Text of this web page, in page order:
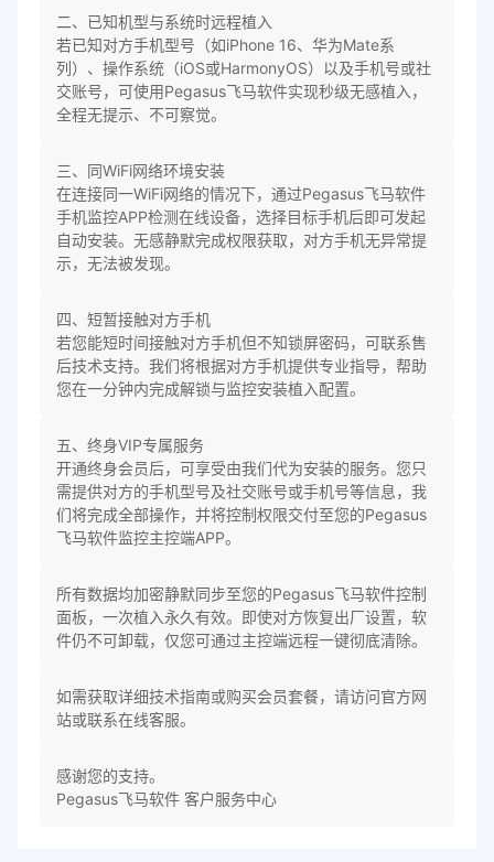
二、已知机型与系统时远程植入
若已知对方手机型号（如iPhone 16、华为Mate系
列）、操作系统（iOS或HarmonyOS）以及手机号或社
交账号，可使用Pegasus飞马软件实现秒级无感植入，
全程无提示、不可察觉。
三、同WiFi网络环境安装
在连接同一WiFi网络的情况下，通过Pegasus飞马软件
手机监控APP检测在线设备，选择目标手机后即可发起
自动安装。无感静默完成权限获取，对方手机无异常提
示，无法被发现。
四、短暂接触对方手机
若您能短时间接触对方手机但不知锁屏密码，可联系售
后技术支持。我们将根据对方手机提供专业指导，帮助
您在一分钟内完成解锁与监控安装植入配置。
五、终身VIP专属服务
开通终身会员后，可享受由我们代为安装的服务。您只
需提供对方的手机型号及社交账号或手机号等信息，我
们将完成全部操作，并将控制权限交付至您的Pegasus
飞马软件监控主控端APP。
所有数据均加密静默同步至您的Pegasus飞马软件控制
面板，一次植入永久有效。即使对方恢复出厂设置，软
件仍不可卸载，仅您可通过主控端远程一键彻底清除。
如需获取详细技术指南或购买会员套餐，请访问官方网
站或联系在线客服。
感谢您的支持。
Pegasus飞马软件 客户服务中心